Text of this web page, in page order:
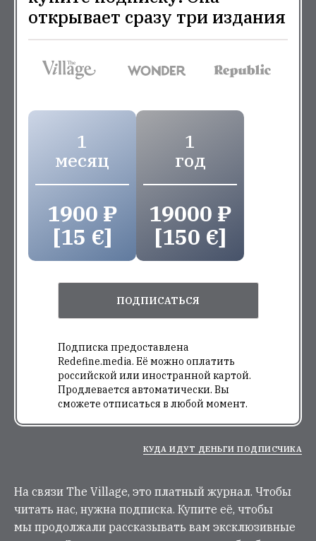
открывает сразу три издания
1
месяц
1900 ₽
[15 €]
1
год
19000 ₽
[150 €]
ПОДПИСАТЬСЯ
Подписка предоставлена
Redefine.media. Её можно оплатить
российской или иностранной картой.
Продлевается автоматически. Вы
сможете отписаться в любой момент.
КУДА ИДУТ ДЕНЬГИ ПОДПИСЧИКА
На связи The Village, это платный журнал. Чтобы
читать нас, нужна подписка. Купите её, чтобы
мы продолжали рассказывать вам эксклюзивные